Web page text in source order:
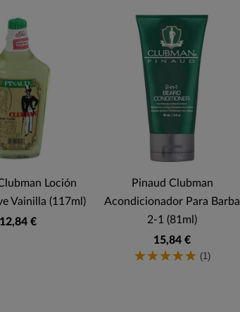
Loción
Vainilla (117ml)
12,84 €
Pinaud Clubman
Acondicionador Para Barba
2-1 (81ml)
15,84 €
(1)